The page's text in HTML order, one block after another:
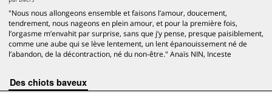
"Nous nous allongeons ensemble et faisons l’amour, doucement,
tendrement, nous nageons en plein amour, et pour la première fois,
l’orgasme m’envahit par surprise, sans que j’y pense, presque paisiblement,
comme une aube qui se lève lentement, un lent épanouissement né de
l’abandon, de la décontraction, né du non-être." Anaïs NIN, Inceste
Des chiots baveux